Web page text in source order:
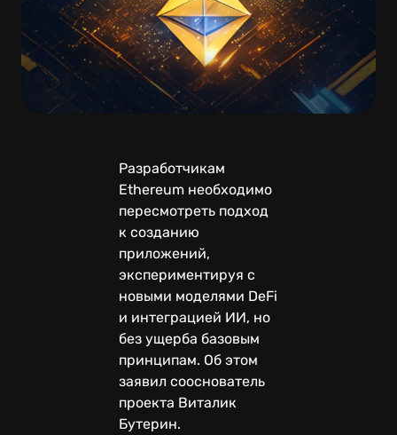
Разработчикам
Ethereum необходимо
пересмотреть подход
к созданию
приложений,
экспериментируя с
новыми моделями DeFi
и интеграцией ИИ, но
без ущерба базовым
принципам. Об этом
заявил сооснователь
проекта Виталик
Бутерин.